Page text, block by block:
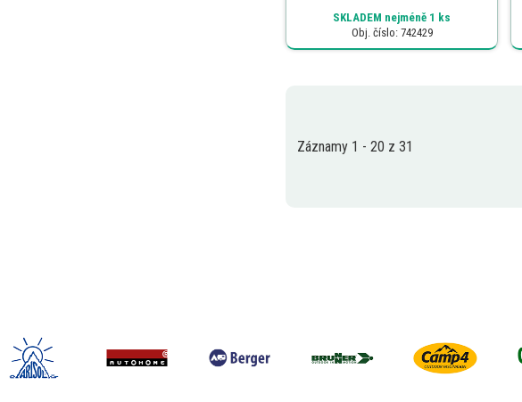
SKLADEM nejméně 1 ks
Obj. číslo: 742429
Záznamy 1 - 20 z 31